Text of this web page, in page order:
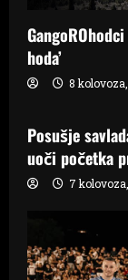
hoda’
8
Samo
Posušje
uoči početka
7